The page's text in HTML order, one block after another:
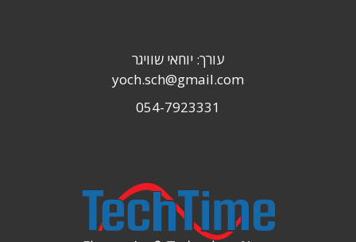
עורך: יוחאי שוויגר
yoch.sch@gmail.com
054-7923331